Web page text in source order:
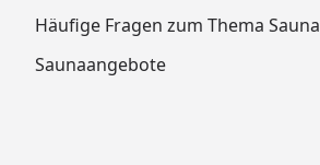
Häufige Fragen zum Thema Sauna
Saunaangebote